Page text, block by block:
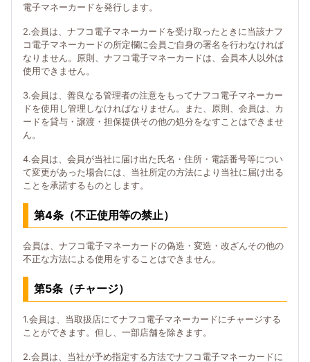
電子マネーカードを発行します。
2.会員は、ナフコ電子マネーカードを受け取ったときに当該ナフ
コ電子マネーカードの所定欄に会員ご自身の署名を行わなければ
なりません。原則、ナフコ電子マネーカードは、会員本人以外は
使用できません。
3.会員は、善良なる管理者の注意をもってナフコ電子マネーカー
ドを使用し管理しなければなりません。また、原則、会員は、カ
ードを貸与・譲渡・担保提供その他の処分をなすことはできませ
ん。
4.会員は、会員が当社に届け出た氏名・住所・電話番号等につい
て変更があった場合には、当社所定の方法により当社に届け出る
ことを承諾するものとします。
第4条（不正使用等の禁止）
会員は、ナフコ電子マネーカードの偽造・変造・改ざんその他の
不正な方法による使用をすることはできません。
第5条（チャージ）
1.会員は、当取扱店にてナフコ電子マネーカードにチャージする
ことができます。但し、一部店舗を除きます。
2.会員は、当社が予め指定する方法でナフコ電子マネーカードに